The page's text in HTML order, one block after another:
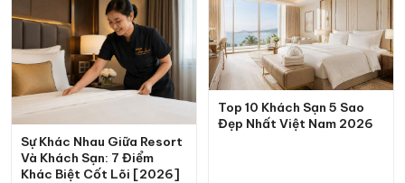
Sự Khác Nhau Giữa Resort
Và Khách Sạn: 7 Điểm
Khác Biệt Cốt Lõi [2026]
Top 10 Khách Sạn 5 Sao
Đẹp Nhất Việt Nam 2026